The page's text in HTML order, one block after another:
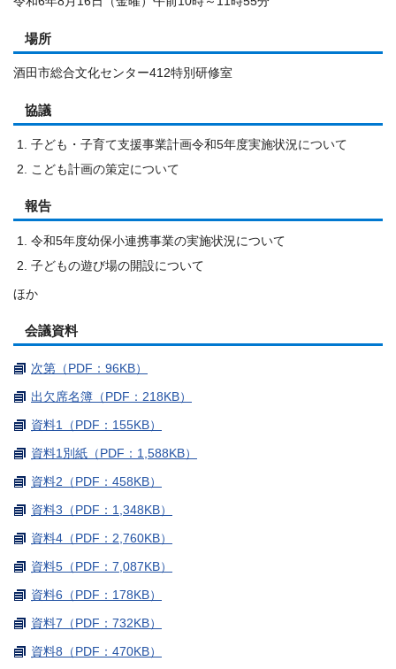
場所
酒田市総合文化センター412特別研修室
協議
子ども・子育て支援事業計画令和5年度実施状況について
こども計画の策定について
報告
令和5年度幼保小連携事業の実施状況について
子どもの遊び場の開設について
ほか
会議資料
次第（PDF：96KB）
出欠席名簿（PDF：218KB）
資料1（PDF：155KB）
資料1別紙（PDF：1,588KB）
資料2（PDF：458KB）
資料3（PDF：1,348KB）
資料4（PDF：2,760KB）
資料5（PDF：7,087KB）
資料6（PDF：178KB）
資料7（PDF：732KB）
資料8（PDF：470KB）